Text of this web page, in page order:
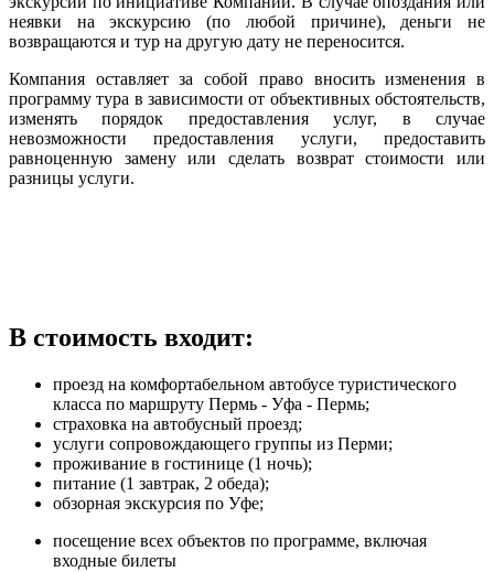
неявки на экскурсию (по любой причине), деньги не
возвращаются и тур на другую дату не переносится.
Компания оставляет за собой право вносить изменения в
программу тура в зависимости от объективных обстоятельств,
изменять порядок предоставления услуг, в случае
невозможности предоставления услуги, предоставить
равноценную замену или сделать возврат стоимости или
разницы услуги.
В стоимость входит:
проезд на комфортабельном автобусе туристического
класса по маршруту Пермь - Уфа - Пермь;
страховка на автобусный проезд;
услуги сопровождающего группы из Перми;
проживание в гостинице (1 ночь);
питание (1 завтрак, 2 обеда);
обзорная экскурсия по Уфе;
посещение всех объектов по программе, включая
входные билеты